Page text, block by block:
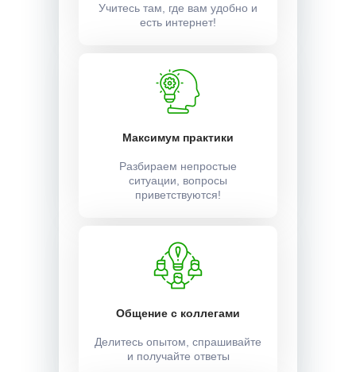
Учитесь там, где вам удобно и
есть интернет!
Максимум практики
Разбираем непростые
ситуации, вопросы
приветствуются!
Общение с коллегами
Делитесь опытом, спрашивайте
и получайте ответы